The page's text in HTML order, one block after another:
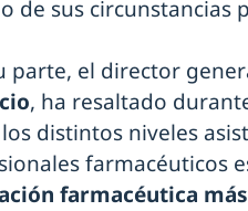
de sus circunstancias
parte, el director
, ha resaltado
distintos niveles
farmacéuticos
farmacéutica